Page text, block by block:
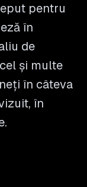
pentru
în
de
și multe
în câteva
în